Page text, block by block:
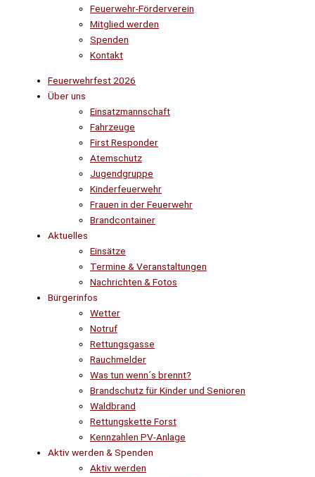
Feuerwehr-Förderverein
Mitglied werden
Spenden
Kontakt
Feuerwehrfest 2026
Über uns
Einsatzmannschaft
Fahrzeuge
First Responder
Atemschutz
Jugendgruppe
Kinderfeuerwehr
Frauen in der Feuerwehr
Brandcontainer
Aktuelles
Einsätze
Termine & Veranstaltungen
Nachrichten & Fotos
Bürgerinfos
Wetter
Notruf
Rettungsgasse
Rauchmelder
Was tun wenn´s brennt?
Brandschutz für Kinder und Senioren
Waldbrand
Rettungskette Forst
Kennzahlen PV-Anlage
Aktiv werden & Spenden
Aktiv werden